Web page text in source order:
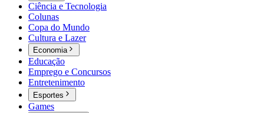
Ciência e Tecnologia
Colunas
Copa do Mundo
Cultura e Lazer
Economia
Educação
Emprego e Concursos
Entretenimento
Esportes
Games